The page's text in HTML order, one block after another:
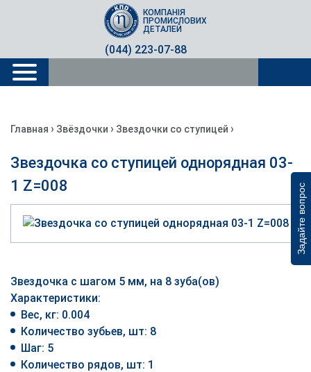
Задайте вопрос
(044) 223-07-88
КОМПАНІЯ
ПРОМИСЛОВИХ
ДЕТАЛЕЙ
Главная › Звёздочки › Звездочки со ступицей ›
Звездочка со ступицей однорядная 03-
1 Z=008
Звездочка с шагом 5 мм, на 8 зуба(ов)
Характеристики:
Вес, кг: 0.004
Количество зубьев, шт: 8
Шаг: 5
Количество рядов, шт: 1